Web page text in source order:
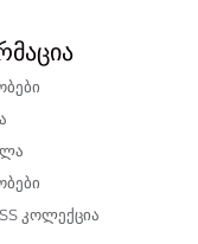
კოლექცია